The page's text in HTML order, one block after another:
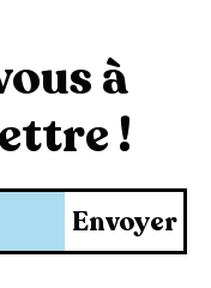
à
!
Envoyer